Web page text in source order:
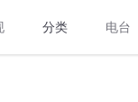
分类 电台